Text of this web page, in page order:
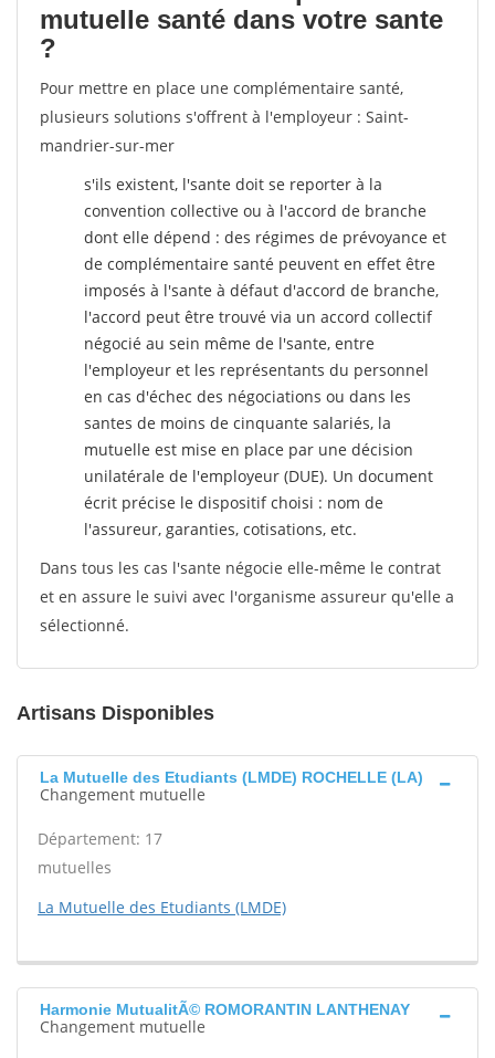
mutuelle santé dans votre sante
?
Pour mettre en place une complémentaire santé,
plusieurs solutions s'offrent à l'employeur : Saint-
mandrier-sur-mer
s'ils existent, l'sante doit se reporter à la
convention collective ou à l'accord de branche
dont elle dépend : des régimes de prévoyance et
de complémentaire santé peuvent en effet être
imposés à l'sante à défaut d'accord de branche,
l'accord peut être trouvé via un accord collectif
négocié au sein même de l'sante, entre
l'employeur et les représentants du personnel
en cas d'échec des négociations ou dans les
santes de moins de cinquante salariés, la
mutuelle est mise en place par une décision
unilatérale de l'employeur (DUE). Un document
écrit précise le dispositif choisi : nom de
l'assureur, garanties, cotisations, etc.
Dans tous les cas l'sante négocie elle-même le contrat
et en assure le suivi avec l'organisme assureur qu'elle a
sélectionné.
Artisans Disponibles
La Mutuelle des Etudiants (LMDE) ROCHELLE (LA)
Changement mutuelle
Département: 17
mutuelles
La Mutuelle des Etudiants (LMDE)
Harmonie MutualitÃ© ROMORANTIN LANTHENAY
Changement mutuelle